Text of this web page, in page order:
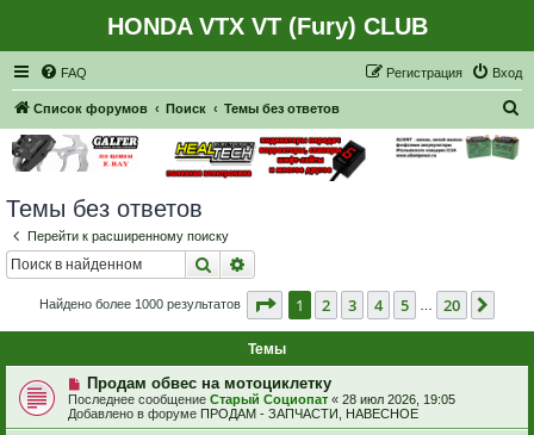
HONDA VTX VT (Fury) CLUB
FAQ Вход
Регистрация
Список форумов Поиск Темы без ответов
Темы без ответов
Перейти к расширенному поиску
Поиск
Найдено более 1000 результатов Страница из 20
1 2 3 4 5 20
Темы
Н
о
в
о
Продам обвес на мотоциклетку
Последнее сообщение Старый Социопат « 28 июл 2026, 19:05
Добавлено в форуме ПРОДАМ - ЗАПЧАСТИ, НАВЕСНОЕ